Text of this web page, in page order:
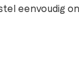
eenvoudig